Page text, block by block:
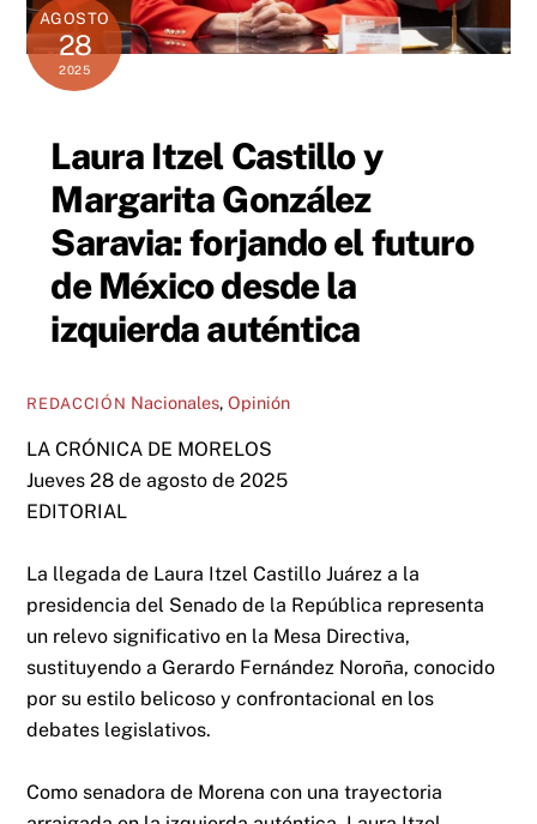
AGOSTO
28
2025
Laura Itzel Castillo y
Margarita González
Saravia: forjando el futuro
de México desde la
izquierda auténtica
REDACCIÓN Nacionales,Opinión
LA CRÓNICA DE MORELOS
Jueves 28 de agosto de 2025
EDITORIAL
La llegada de Laura Itzel Castillo Juárez a la
presidencia del Senado de la República representa
un relevo significativo en la Mesa Directiva,
sustituyendo a Gerardo Fernández Noroña, conocido
por su estilo belicoso y confrontacional en los
debates legislativos.
Como senadora de Morena con una trayectoria